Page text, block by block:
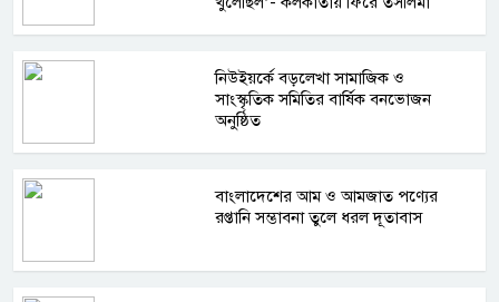
নিউইয়র্কে বড়লেখা সামাজিক ও
সাংস্কৃতিক সমিতির বার্ষিক বনভোজন
অনুষ্ঠিত
বাংলাদেশের আম ও আমজাত পণ্যের
রপ্তানি সম্ভাবনা তুলে ধরল দূতাবাস